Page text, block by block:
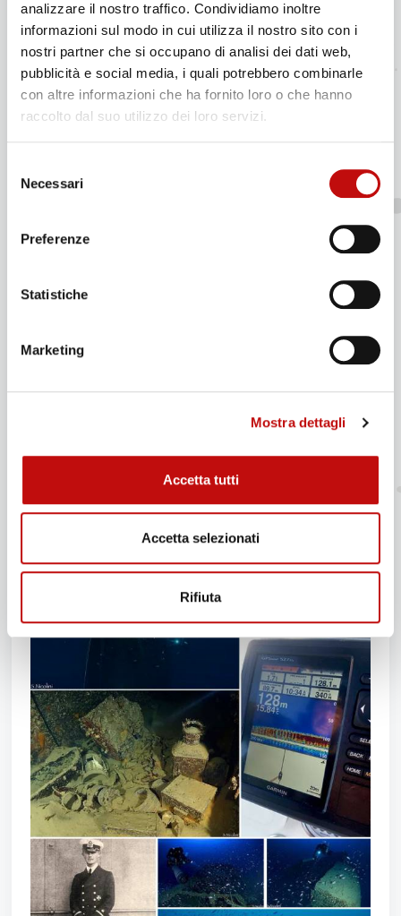
analizzare il nostro traffico. Condividiamo inoltre
informazioni sul modo in cui utilizza il nostro sito con i
nostri partner che si occupano di analisi dei dati web,
pubblicità e social media, i quali potrebbero combinarle
con altre informazioni che ha fornito loro o che hanno
raccolto dal suo utilizzo dei loro servizi.
delNecessari
Preferenze
Statistiche
Marketing
Mostra dettagli
Accetta tutti
Accetta selezionati
Rifiuta
Scheda Doravore:
Anno di costruzione: 1887
Bandiera: Norvegese
Tipologia nave: mercantile
Cantiere: Short Bros., Sunderland
Data di affondamento:
Rotta: Genova\Napoli
Profondità: 100\128mt
nave Banffshire consultare il seguente articolo di
foto storiche: archivio de Benedictis